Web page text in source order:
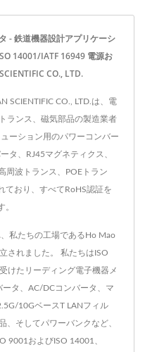
- 鉄道機器設計アプリケーシ
14001/IATF 16949 電源お
CO., LTD.
SCIENTIFIC CO., LTD.は、電
ランス、磁気部品の製造業者
ーション用のパワーコンバー
タ、RJ45マグネティクス、
周波トランス、POEトラン
ており、すべてRoHS認証を
。
私たちの工場であるHo Mao
されました。 私たちはISO
けたリーディング電子機器メ
タ、AC/DCコンバータ、マ
10GベースT LANフィル
、そしてパワーバンクなど、
9001およびISO 14001、